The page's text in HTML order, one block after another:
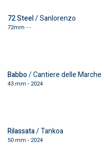
72 Steel/ Sanlorenzo
72mm - -
Babbo/ Cantiere delle Marche
43 mm - 2024
Rilassata/ Tankoa
50 mm - 2024